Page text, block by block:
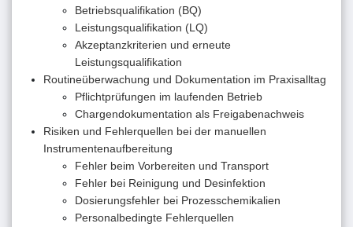
Betriebsqualifikation (BQ)
Leistungsqualifikation (LQ)
Akzeptanzkriterien und erneute
Leistungsqualifikation
Routineüberwachung und Dokumentation im Praxisalltag
Pflichtprüfungen im laufenden Betrieb
Chargendokumentation als Freigabenachweis
Risiken und Fehlerquellen bei der manuellen
Instrumentenaufbereitung
Fehler beim Vorbereiten und Transport
Fehler bei Reinigung und Desinfektion
Dosierungsfehler bei Prozesschemikalien
Personalbedingte Fehlerquellen